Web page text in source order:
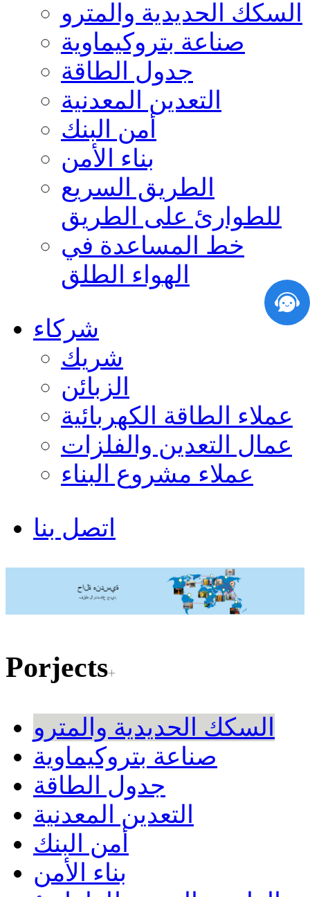
السكك الحديدية والمترو
صناعة بتروكيماوية
جدول الطاقة
التعدين المعدنية
أمن البنك
بناء الأمن
الطريق السريع
للطوارئ على الطريق
خط المساعدة في
الهواء الطلق
شركاء
شريك
الزبائن
عملاء الطاقة الكهربائية
عمال التعدين والفلزات
عملاء مشروع البناء
اتصل بنا
Porjects
السكك الحديدية والمترو
صناعة بتروكيماوية
جدول الطاقة
التعدين المعدنية
أمن البنك
بناء الأمن